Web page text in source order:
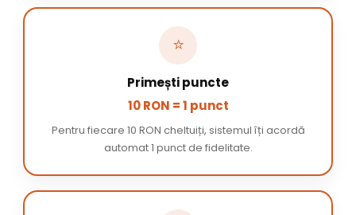
⭐
Primești puncte
10 RON = 1 punct
Pentru fiecare 10 RON cheltuiți, sistemul îți acordă
automat 1 punct de fidelitate.